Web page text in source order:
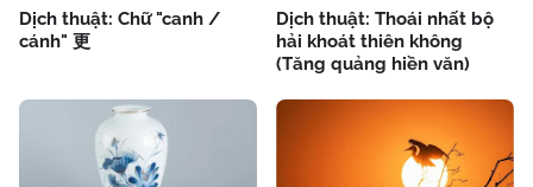
Dịch thuật: Chữ "canh /
cánh" 更
Dịch thuật: Thoái nhất bộ
hải khoát thiên không
(Tăng quảng hiền văn)